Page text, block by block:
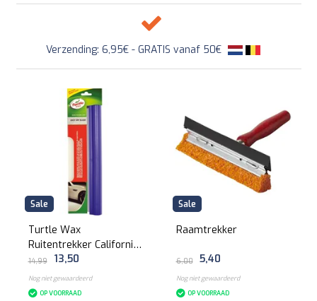
Verzending: 6,95€ - GRATIS vanaf 50€
Sale
Turtle Wax
Ruitentrekker California
Style
14,99 13,50
Nog niet gewaardeerd
OP VOORRAAD
Sale
Raamtrekker
6,00 5,40
Nog niet gewaardeerd
OP VOORRAAD